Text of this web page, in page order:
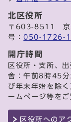
北区役所
〒603-8511 京
号：050-1726-
開庁時間
区役所・支所、
舎：午前8時45
び年末年始を除
ームページ等をご
区役所へのア